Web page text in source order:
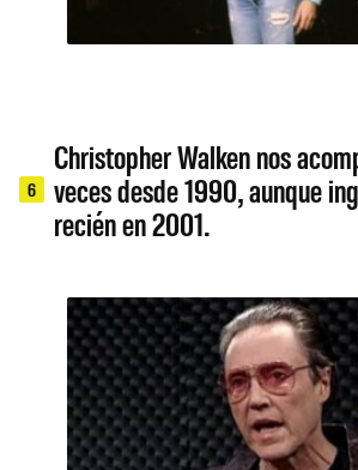
6
Christopher Walken nos
veces desde 1990, aunque
recién en 2001.